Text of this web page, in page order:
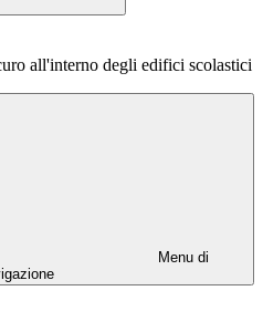
all'interno degli edifici scolastici
Menu di